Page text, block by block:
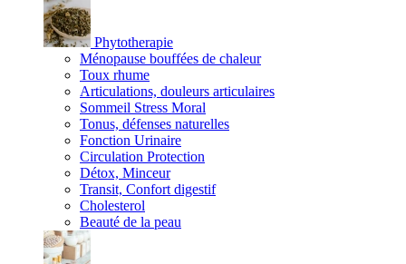
Phytotherapie
Ménopause bouffées de chaleur
Toux rhume
Articulations, douleurs articulaires
Sommeil Stress Moral
Tonus, défenses naturelles
Fonction Urinaire
Circulation Protection
Détox, Minceur
Transit, Confort digestif
Cholesterol
Beauté de la peau